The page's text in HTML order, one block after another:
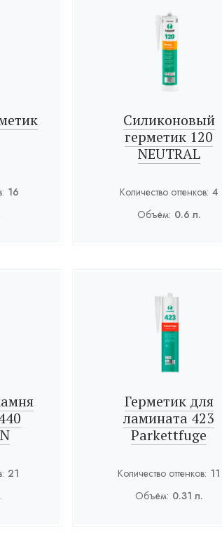
16
Силиконовый
герметик 120
NEUTRAL
Количество оттенков: 4
Объём: 0.6 л.
21
Герметик для
ламината 423
Parkettfuge
Количество оттенков: 11
Объём: 0.31 л.